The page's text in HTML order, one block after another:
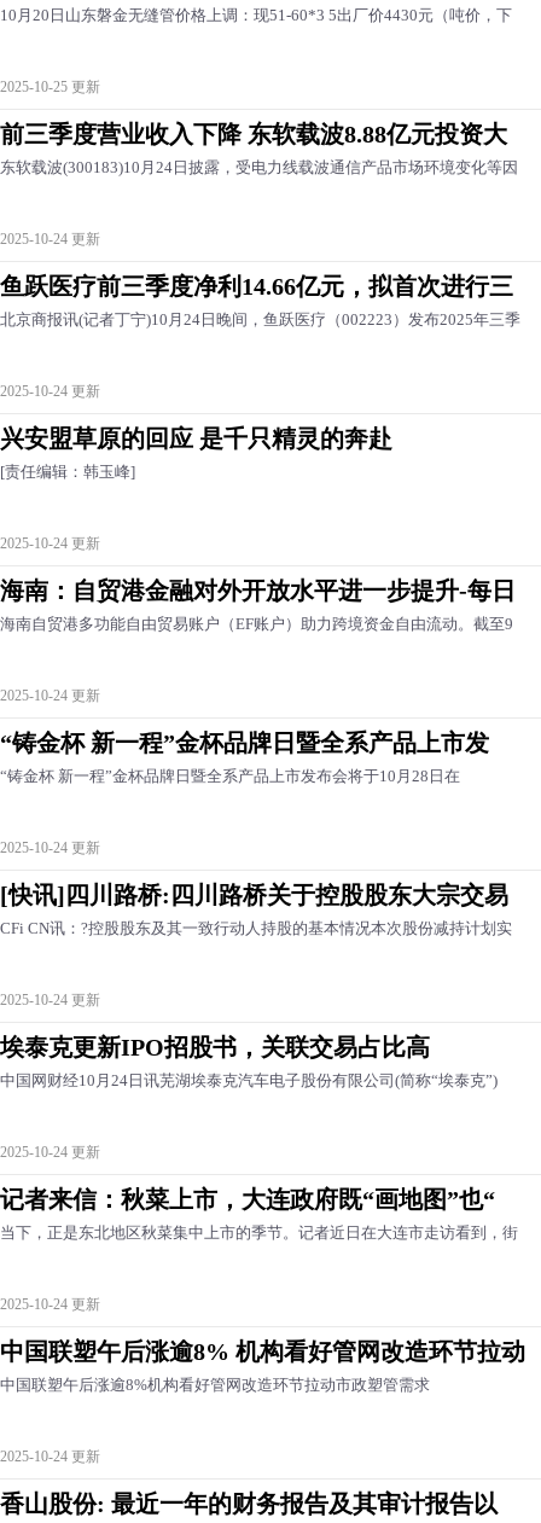
10月20日山东磐金无缝管价格上调：现51-60*3 5出厂价4430元（吨价，下
2025-10-25 更新
前三季度营业收入下降 东软载波8.88亿元投资大
东软载波(300183)10月24日披露，受电力线载波通信产品市场环境变化等因
2025-10-24 更新
鱼跃医疗前三季度净利14.66亿元，拟首次进行三
北京商报讯(记者丁宁)10月24日晚间，鱼跃医疗（002223）发布2025年三季
2025-10-24 更新
兴安盟草原的回应 是千只精灵的奔赴
[责任编辑：韩玉峰]
2025-10-24 更新
海南：自贸港金融对外开放水平进一步提升-每日
海南自贸港多功能自由贸易账户（EF账户）助力跨境资金自由流动。截至9
2025-10-24 更新
“铸金杯 新一程”金杯品牌日暨全系产品上市发
“铸金杯 新一程”金杯品牌日暨全系产品上市发布会将于10月28日在
2025-10-24 更新
[快讯]四川路桥:四川路桥关于控股股东大宗交易
CFi CN讯：?控股股东及其一致行动人持股的基本情况本次股份减持计划实
2025-10-24 更新
埃泰克更新IPO招股书，关联交易占比高
中国网财经10月24日讯芜湖埃泰克汽车电子股份有限公司(简称“埃泰克”)
2025-10-24 更新
记者来信：秋菜上市，大连政府既“画地图”也“
当下，正是东北地区秋菜集中上市的季节。记者近日在大连市走访看到，街
2025-10-24 更新
中国联塑午后涨逾8% 机构看好管网改造环节拉动
中国联塑午后涨逾8%机构看好管网改造环节拉动市政塑管需求
2025-10-24 更新
香山股份: 最近一年的财务报告及其审计报告以